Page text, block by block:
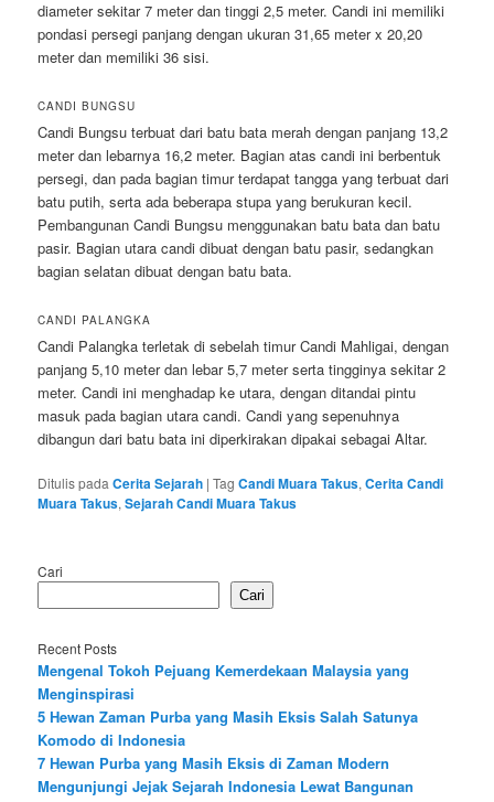
diameter sekitar 7 meter dan tinggi 2,5 meter. Candi ini memiliki
pondasi persegi panjang dengan ukuran 31,65 meter x 20,20
meter dan memiliki 36 sisi.
CANDI BUNGSU
Candi Bungsu terbuat dari batu bata merah dengan panjang 13,2
meter dan lebarnya 16,2 meter. Bagian atas candi ini berbentuk
persegi, dan pada bagian timur terdapat tangga yang terbuat dari
batu putih, serta ada beberapa stupa yang berukuran kecil.
Pembangunan Candi Bungsu menggunakan batu bata dan batu
pasir. Bagian utara candi dibuat dengan batu pasir, sedangkan
bagian selatan dibuat dengan batu bata.
CANDI PALANGKA
Candi Palangka terletak di sebelah timur Candi Mahligai, dengan
panjang 5,10 meter dan lebar 5,7 meter serta tingginya sekitar 2
meter. Candi ini menghadap ke utara, dengan ditandai pintu
masuk pada bagian utara candi. Candi yang sepenuhnya
dibangun dari batu bata ini diperkirakan dipakai sebagai Altar.
Ditulis pada Cerita Sejarah |Tag Candi Muara Takus,Cerita Candi
Muara Takus,Sejarah Candi Muara Takus
Cari
Cari
Recent Posts
Mengenal Tokoh Pejuang Kemerdekaan Malaysia yang
Menginspirasi
5 Hewan Zaman Purba yang Masih Eksis Salah Satunya
Komodo di Indonesia
7 Hewan Purba yang Masih Eksis di Zaman Modern
Mengunjungi Jejak Sejarah Indonesia Lewat Bangunan